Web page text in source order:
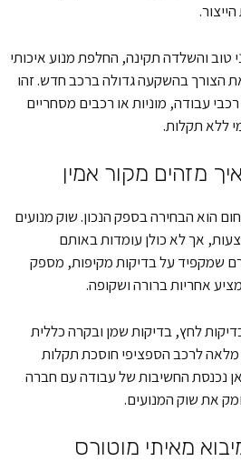
והשלדה תקינה, החלפת מנוע איכותי
הצורך בהשקעה גדולה ברכב חדש. זהו
עבודה, מוניות או רכבים מסחריים
ללא תקלות.
מזהים מקור אמין
הוא הבחירה בספק הנכון. שוק מנועים
אך לא כולן עומדות באותם
שמקפיד על בדיקות מקיפות, מספק
אחריות ברורה ושקופה.
לחץ, בדיקות שמן ובקרה כללית
מלאה לרכב הספציפי חוסכת תקלות
נכנסת החשיבות של עבודה עם חברה
את שוק המנועים.
מאיתי מוטורס